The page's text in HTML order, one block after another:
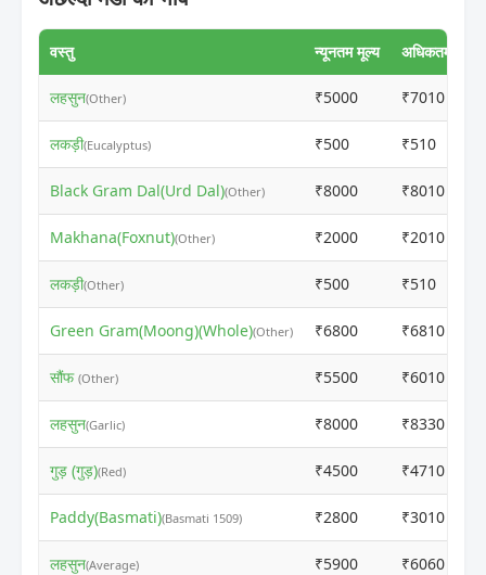
वस्तु न्यूनतम मूल्य अधिकतम मूल्य
लहसुन(Other) ₹5000 ₹7010
लकड़ी(Eucalyptus) ₹500 ₹510
Black Gram Dal(Urd Dal)(Other) ₹8000 ₹8010
Makhana(Foxnut)(Other) ₹2000 ₹2010
लकड़ी(Other) ₹500 ₹510
Green Gram(Moong)(Whole)(Other) ₹6800 ₹6810
सौंफ (Other) ₹5500 ₹6010
लहसुन(Garlic) ₹8000 ₹8330
गुड़ (गुड़)(Red) ₹4500 ₹4710
Paddy(Basmati)(Basmati 1509) ₹2800 ₹3010
लहसुन(Average) ₹5900 ₹6060